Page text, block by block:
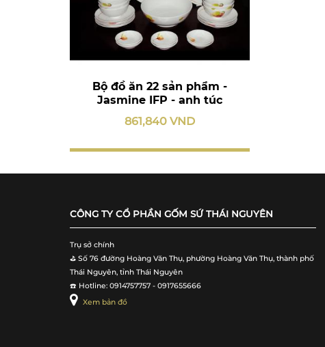
Bộ đồ ăn 22 sản phẩm -
Jasmine IFP - anh túc
861,840 VND
CÔNG TY CỔ PHẦN GỐM SỨ THÁI NGUYÊN
Trụ sở chính
⛳️ Số 76 đường Hoàng Văn Thụ, phường Hoàng Văn Thụ, thành phố
Thái Nguyên, tỉnh Thái Nguyên
☎️ Hotline: 0914757757 - 0917655666
Xem bản đồ